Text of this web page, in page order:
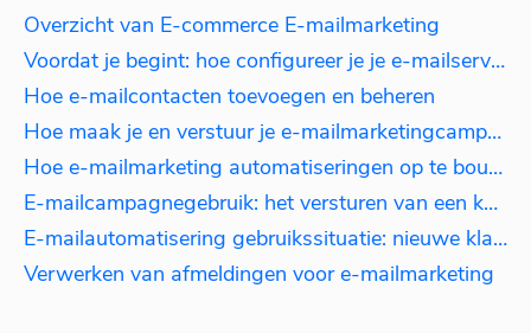
Overzicht van E-commerce E-mailmarketing
Voordat je begint: hoe configureer je je e-mailserver
Hoe e-mailcontacten toevoegen en beheren
Hoe maak je en verstuur je e-mailmarketingcampagnes
Hoe e-mailmarketing automatiseringen op te bouwen
E-mailcampagnegebruik: het versturen van een korting naar klanten die meer dan $100 hebben uitgegeven.
E-mailautomatisering gebruikssituatie: nieuwe klanten onboarden
Verwerken van afmeldingen voor e-mailmarketing